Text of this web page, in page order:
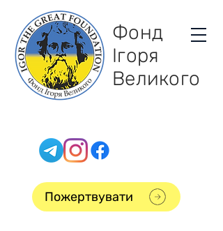
Фонд
Ігоря
Великого
Пожертвувати